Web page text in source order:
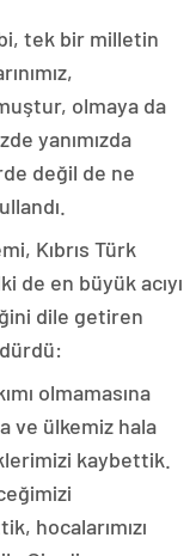
tek bir milletin
olmaya da
yanımızda
değil de ne
Kıbrıs Türk
de en büyük acıyı
dile getiren
olmamasına
ve ülkemiz hala
kaybettik.
hocalarımızı